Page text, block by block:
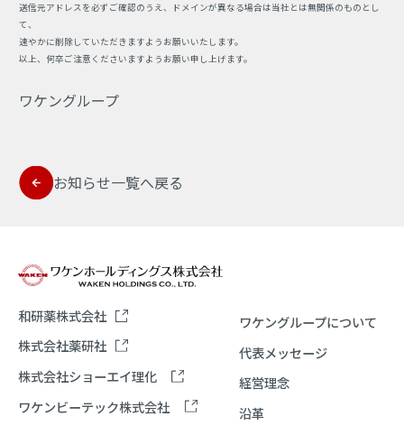
送信元アドレスを必ずご確認のうえ、ドメインが異なる場合は当社とは無関係のものとし
て、
速やかに削除していただきますようお願いいたします。
以上、何卒ご注意くださいますようお願い申し上げます。
ワケングループ
お知らせ一覧へ戻る
和研薬株式会社
株式会社薬研社
株式会社ショーエイ理化
ワケンビーテック株式会社
ワケングループについて
代表メッセージ
経営理念
沿革